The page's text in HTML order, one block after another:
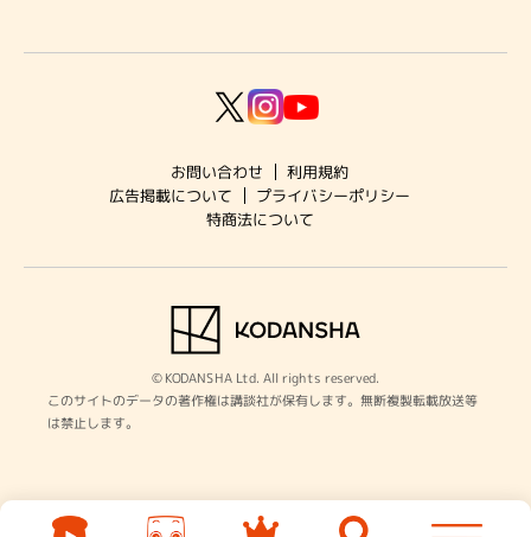
お問い合わせ 利用規約
広告掲載について プライバシーポリシー
特商法について
© KODANSHA Ltd. All rights reserved.
このサイトのデータの著作権は講談社が保有します。無断複製転載放送等
は禁止します。